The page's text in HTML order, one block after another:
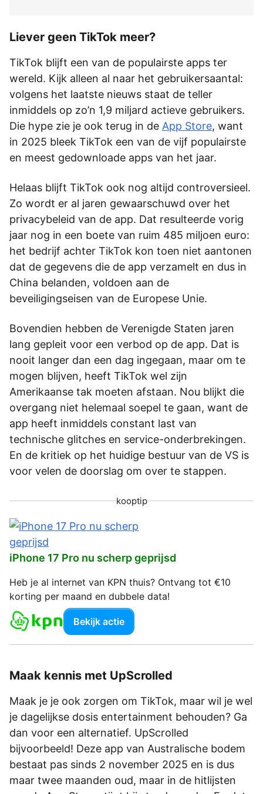
Liever geen TikTok meer?
TikTok blijft een van de populairste apps ter
wereld. Kijk alleen al naar het gebruikersaantal:
volgens het laatste nieuws staat de teller
inmiddels op zo’n 1,9 miljard actieve gebruikers.
Die hype zie je ook terug in de App Store, want
in 2025 bleek TikTok een van de vijf populairste
en meest gedownloade apps van het jaar.
Helaas blijft TikTok ook nog altijd controversieel.
Zo wordt er al jaren gewaarschuwd over het
privacybeleid van de app. Dat resulteerde vorig
jaar nog in een boete van ruim 485 miljoen euro:
het bedrijf achter TikTok kon toen niet aantonen
dat de gegevens die de app verzamelt en dus in
China belanden, voldoen aan de
beveiligingseisen van de Europese Unie.
Bovendien hebben de Verenigde Staten jaren
lang gepleit voor een verbod op de app. Dat is
nooit langer dan een dag ingegaan, maar om te
mogen blijven, heeft TikTok wel zijn
Amerikaanse tak moeten afstaan. Nou blijkt die
overgang niet helemaal soepel te gaan, want de
app heeft inmiddels constant last van
technische glitches en service-onderbrekingen.
En de kritiek op het huidige bestuur van de VS is
voor velen de doorslag om over te stappen.
kooptip
iPhone 17 Pro nu scherp geprijsd
Heb je al internet van KPN thuis? Ontvang tot €10
korting per maand en dubbele data!
Bekijk actie
Maak kennis met UpScrolled
Maak je je ook zorgen om TikTok, maar wil je wel
je dagelijkse dosis entertainment behouden? Ga
dan voor een alternatief. UpScrolled
bijvoorbeeld! Deze app van Australische bodem
bestaat pas sinds 2 november 2025 en is dus
maar twee maanden oud, maar in de hitlijsten